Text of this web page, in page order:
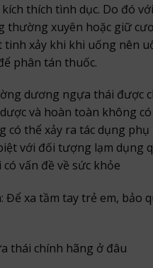
kích thích tình dục. Do đó
thường xuyên hoặc giữ
tinh xảy khi khi uống nên
phân tán thuốc.
dương ngựa thái được
và hoàn toàn không
có thể xảy ra tác dụng
với đối tượng lạm dụng
vấn đề về sức khỏe
Để xa tầm tay trẻ em, bảo
thái chính hãng ở đâu